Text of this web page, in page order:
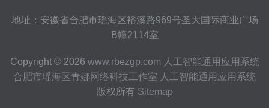
地址：安徽省合肥市瑶海区裕溪路969号圣大国际商业广场
B幢2114室
Copyright © 2026 www.rbezgp.com 人工智能通用应用系统
合肥市瑶海区青娜网络科技工作室 人工智能通用应用系统
版权所有 Sitemap